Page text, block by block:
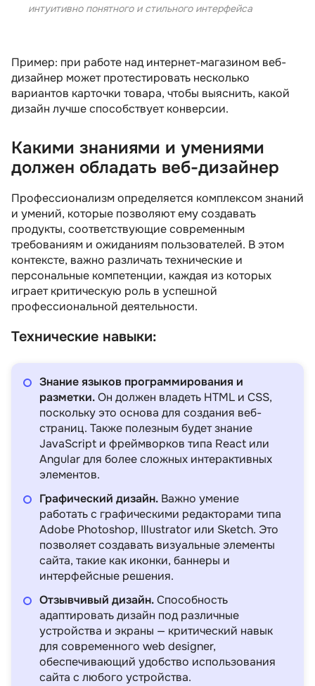
интуитивно понятного и стильного интерфейса
Пример: при работе над интернет-магазином веб-
дизайнер может протестировать несколько
вариантов карточки товара, чтобы выяснить, какой
дизайн лучше способствует конверсии.
Какими знаниями и умениями
должен обладать веб-дизайнер
Профессионализм определяется комплексом знаний
и умений, которые позволяют ему создавать
продукты, соответствующие современным
требованиям и ожиданиям пользователей. В этом
контексте, важно различать технические и
персональные компетенции, каждая из которых
играет критическую роль в успешной
профессиональной деятельности.
Технические навыки:
Знание языков программирования и
разметки.Он должен владеть HTML и CSS,
поскольку это основа для создания веб-
страниц. Также полезным будет знание
JavaScript и фреймворков типа React или
Angular для более сложных интерактивных
элементов.
Графический дизайн. Важно умение
работать с графическими редакторами типа
Adobe Photoshop, Illustrator или Sketch. Это
позволяет создавать визуальные элементы
сайта, такие как иконки, баннеры и
интерфейсные решения.
Отзывчивый дизайн.Способность
адаптировать дизайн под различные
устройства и экраны — критический навык
для современного web designer,
обеспечивающий удобство использования
сайта с любого устройства.